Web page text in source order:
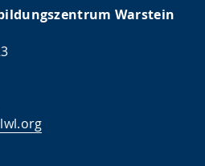
Warstein